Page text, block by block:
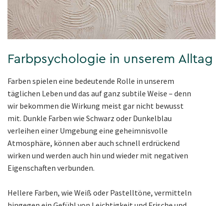
Farbpsychologie in unserem Alltag
Farben spielen eine bedeutende Rolle in unserem
täglichen Leben und das auf ganz subtile Weise – denn
wir bekommen die Wirkung meist gar nicht bewusst
mit. Dunkle Farben wie Schwarz oder Dunkelblau
verleihen einer Umgebung eine geheimnisvolle
Atmosphäre, können aber auch schnell erdrückend
wirken und werden auch hin und wieder mit negativen
Eigenschaften verbunden.
Hellere Farben, wie Weiß oder Pastelltöne, vermitteln